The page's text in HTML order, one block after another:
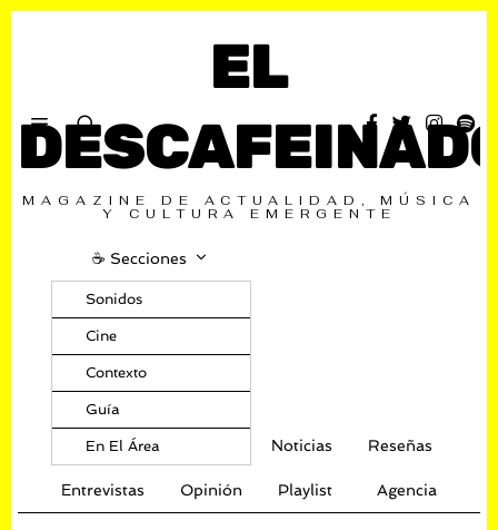
EL
MAGAZINE DE ACTUALIDAD, MÚSICA
Y CULTURA EMERGENTE
☕️ Secciones
Sonidos
Cine
Contexto
Guía
En El Área Noticias Reseñas
Entrevistas Opinión Playlist Agencia